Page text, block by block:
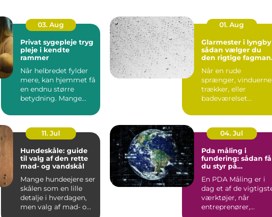
03. Aug
Privat sygepleje tryg
pleje i kendte
rammer
Når helbredet fylder
mere, kan hjemmet få
en endnu større
betydning. Mange
be...
01. Aug
Glarmester i lyngby
sådan vælger du
den rigtige
Når en rude
sprænger, vinduerne
trækker, eller
badeværelset
spejl, er en
11. Jul
Hundeskåle: guide
til valg af den rette
mad- og vandskål
Mange hundeejere ser
skålen som en lille
detalje i hverdagen,
men valg af mad- og
04. Jul
Pda måling i
fundering: sådan
du styr på
En PDA Måling er i
dag et af de
værktøjer, når
entreprenører,